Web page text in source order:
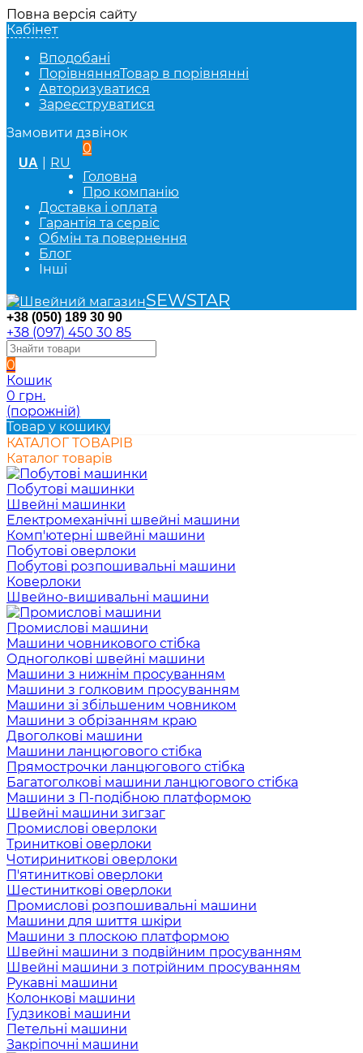
Повна версія сайту
Кабінет
Вподобані
ПорівнянняТовар в порівнянні
Авторизуватися
Зареєструватися
Замовити дзвінок
UA RU
0
Головна
Про компанію
Доставка і оплата
Гарантія та сервіс
Обмін та повернення
Блог
Інші
SEWSTAR
+38 (050) 189 30 90
+38 (097) 450 30 85
0
Кошик
0 грн.
(порожній)
Товар у кошику
КАТАЛОГ ТОВАРІВ
Каталог товарів
Побутові машинки
Швейні машинки
Електромеханічні швейні машини
Комп'ютерні швейні машини
Побутові оверлоки
Побутові розпошивальні машини
Коверлоки
Швейно-вишивальні машини
Промислові машини
Машини човникового стібка
Одноголкові швейні машини
Машини з нижнім просуванням
Машини з голковим просуванням
Машини зі збільшеним човником
Машини з обрізанням краю
Двоголкові машини
Машини ланцюгового стібка
Прямострочки ланцюгового стібка
Багатоголкові машини ланцюгового стібка
Машини з П-подібною платформою
Швейні машини зигзаг
Промислові оверлоки
Триниткові оверлоки
Чотириниткові оверлоки
П'ятиниткові оверлоки
Шестиниткові оверлоки
Промислові розпошивальні машини
Машини для шиття шкіри
Машини з плоскою платформою
Швейні машини з подвійним просуванням
Швейні машини з потрійним просуванням
Рукавні машини
Колонкові машини
Гудзикові машини
Петельні машини
Закріпочні машини